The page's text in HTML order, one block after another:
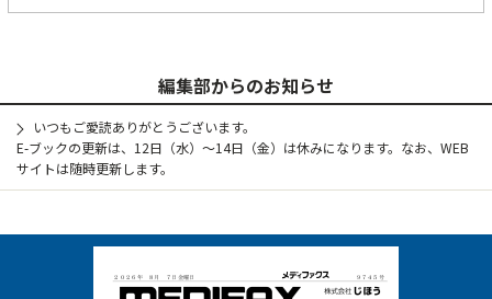
編集部からのお知らせ
いつもご愛読ありがとうございます。
E-ブックの更新は、12日（水）～14日（金）は休みになります。なお、WEB
サイトは随時更新します。